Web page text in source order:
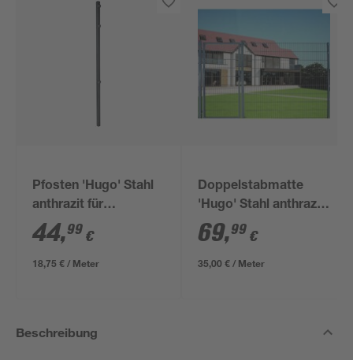
Pfosten 'Hugo' Stahl
anthrazit für
Doppelstabmatten 4
x 4 x 240 cm
44,99 €
18,75 € / Meter
Doppelstabmatte
'Hugo' Stahl anthrazit
200 x 180 cm
69,99 €
35,00 € / Meter
Beschreibung